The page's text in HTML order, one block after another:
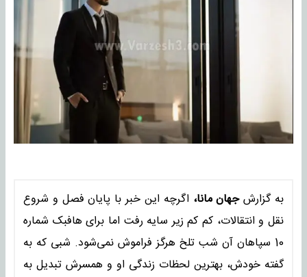
به گزارشجهان مانا، اگرچه این خبر با پایان فصل و شروع
نقل و انتقالات، کم کم زیر سایه رفت اما برای هافبک شماره
10 سپاهان آن شب تلخ هرگز فراموش نمی‌شود. شبی که به
گفته خودش، بهترین لحظات زندگی او و همسرش تبدیل به